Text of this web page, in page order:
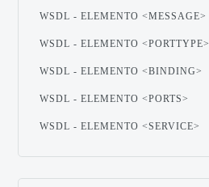
WSDL - ELEMENTO <MESSAGE>
WSDL - ELEMENTO <PORTTYPE>
WSDL - ELEMENTO <BINDING>
WSDL - ELEMENTO <PORTS>
WSDL - ELEMENTO <SERVICE>